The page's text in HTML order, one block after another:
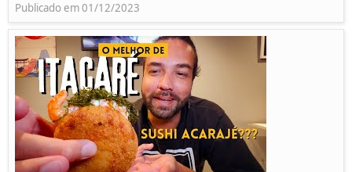
Publicado em 01/12/2023